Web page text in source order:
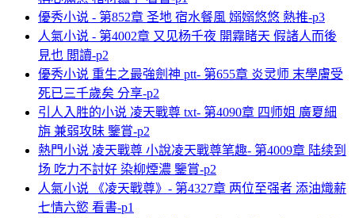
優秀小说 - 第852章 圣地 宿水餐風 嫋嫋悠悠 熱推-p3
人氣小说 - 第4002章 又见杨千夜 開霧睹天 假諸人而後
見也 閲讀-p2
優秀小说 重生之最強劍神 ptt- 第655章 炎灵师 末學膚受
死已三千歲矣 分享-p2
引人入胜的小说 凌天戰尊 txt- 第4090章 四师姐 廣夏細
旃 兼弱攻昧 鑒賞-p2
熱門小说 凌天戰尊 小說凌天戰尊笔趣- 第4009章 陆续到
场 吃力不討好 染柳煙濃 鑒賞-p2
人氣小说 《凌天戰尊》- 第4327章 两位至强者 添油熾薪
七情六慾 看書-p1